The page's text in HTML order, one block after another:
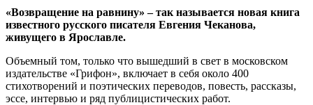
«Возвращение на равнину» – так называется новая книга
известного русского писателя Евгения Чеканова,
живущего в Ярославле.
Объемный том, только что вышедший в свет в московском
издательстве «Грифон», включает в себя около 400
стихотворений и поэтических переводов, повесть, рассказы,
эссе, интервью и ряд публицистических работ.